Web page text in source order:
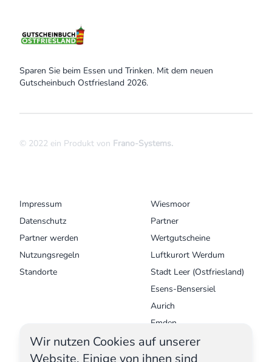
Sparen Sie beim Essen und Trinken. Mit dem neuen
Gutscheinbuch Ostfriesland 2026.
© 2022 ein Produkt von Frano-Systems.
Impressum
Datenschutz
Partner werden
Nutzungsregeln
Standorte
Wiesmoor
Partner
Wertgutscheine
Luftkurort Werdum
Stadt Leer (Ostfriesland)
Esens-Bensersiel
Aurich
Emden
Krummhörn - Greetsiel
Norden Norddeich
Wir nutzen Cookies auf unserer
Website. Einige von ihnen sind